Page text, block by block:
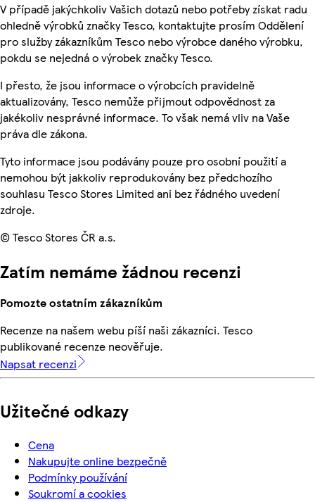
V případě jakýchkoliv Vašich dotazů nebo potřeby získat radu
ohledně výrobků značky Tesco, kontaktujte prosím Oddělení
pro služby zákazníkům Tesco nebo výrobce daného výrobku,
pokdu se nejedná o výrobek značky Tesco.
I přesto, že jsou informace o výrobcích pravidelně
aktualizovány, Tesco nemůže přijmout odpovědnost za
jakékoliv nesprávné informace. To však nemá vliv na Vaše
práva dle zákona.
Tyto informace jsou podávány pouze pro osobní použití a
nemohou být jakkoliv reprodukovány bez předchozího
souhlasu Tesco Stores Limited ani bez řádného uvedení
zdroje.
© Tesco Stores ČR a.s.
Zatím nemáme žádnou recenzi
Pomozte ostatním zákazníkům
Recenze na našem webu píší naši zákazníci. Tesco
publikované recenze neověřuje.
Napsat recenzi
Užitečné odkazy
Cena
Nakupujte online bezpečně
Podmínky používání
Soukromí a cookies